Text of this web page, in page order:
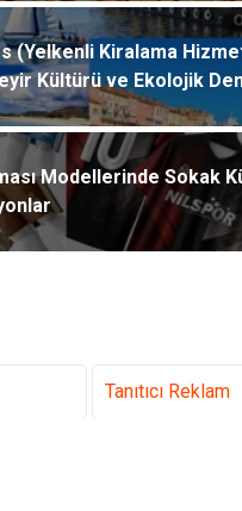
(Yelkenli Kiralama
Kültürü ve Ekolojik
Modellerinde Sokak
Tanıtıcı Reklam